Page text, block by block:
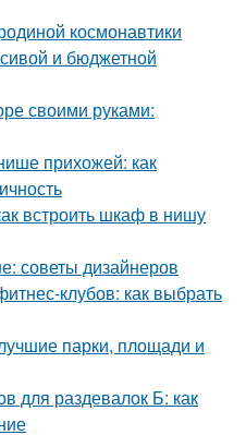
космонавтики
и бюджетной
своими руками:
прихожей: как
встроить шкаф в нишу
советы дизайнеров
клубов: как выбрать
парки, площади и
для раздевалок Б: как